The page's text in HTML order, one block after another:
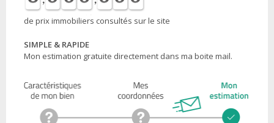
de prix immobiliers consultés sur le site
SIMPLE & RAPIDE
Mon estimation gratuite directement dans ma boite mail.